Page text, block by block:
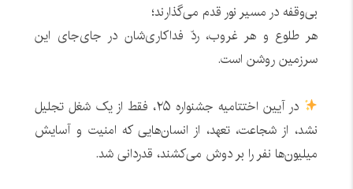
بی‌وقفه در مسیر نور قدم می‌گذارند؛
هر طلوع و هر غروب، ردّ فداکاری‌شان در جای‌جای این
سرزمین روشن است.
در آیین اختتامیه جشنواره ۲۵، فقط از یک شغل تجلیل
نشد، از شجاعت، تعهد، از انسان‌هایی که امنیت و آسایش
میلیون‌ها نفر را بر دوش می‌کشند، قدردانی شد.